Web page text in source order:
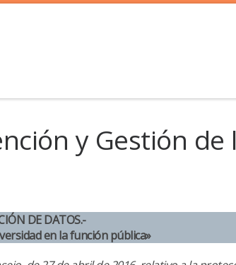
y Gestión de
DE DATOS.-
en la función pública»